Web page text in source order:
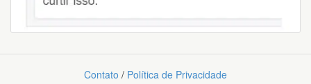
Contato / Política de Privacidade